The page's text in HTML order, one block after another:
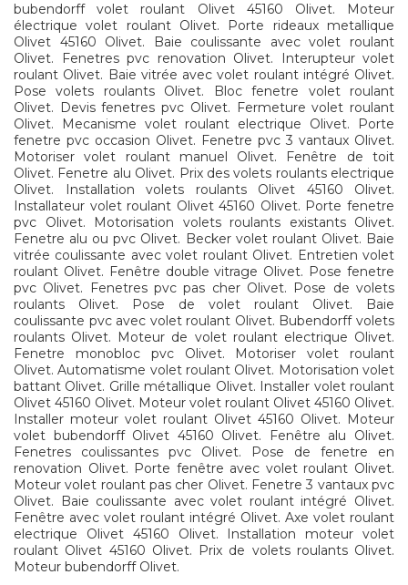
bubendorff volet roulant Olivet 45160 Olivet. Moteur
électrique volet roulant Olivet. Porte rideaux metallique
Olivet 45160 Olivet. Baie coulissante avec volet roulant
Olivet. Fenetres pvc renovation Olivet. Interupteur volet
roulant Olivet. Baie vitrée avec volet roulant intégré Olivet.
Pose volets roulants Olivet. Bloc fenetre volet roulant
Olivet. Devis fenetres pvc Olivet. Fermeture volet roulant
Olivet. Mecanisme volet roulant electrique Olivet. Porte
fenetre pvc occasion Olivet. Fenetre pvc 3 vantaux Olivet.
Motoriser volet roulant manuel Olivet. Fenêtre de toit
Olivet. Fenetre alu Olivet. Prix des volets roulants electrique
Olivet. Installation volets roulants Olivet 45160 Olivet.
Installateur volet roulant Olivet 45160 Olivet. Porte fenetre
pvc Olivet. Motorisation volets roulants existants Olivet.
Fenetre alu ou pvc Olivet. Becker volet roulant Olivet. Baie
vitrée coulissante avec volet roulant Olivet. Entretien volet
roulant Olivet. Fenêtre double vitrage Olivet. Pose fenetre
pvc Olivet. Fenetres pvc pas cher Olivet. Pose de volets
roulants Olivet. Pose de volet roulant Olivet. Baie
coulissante pvc avec volet roulant Olivet. Bubendorff volets
roulants Olivet. Moteur de volet roulant electrique Olivet.
Fenetre monobloc pvc Olivet. Motoriser volet roulant
Olivet. Automatisme volet roulant Olivet. Motorisation volet
battant Olivet. Grille métallique Olivet. Installer volet roulant
Olivet 45160 Olivet. Moteur volet roulant Olivet 45160 Olivet.
Installer moteur volet roulant Olivet 45160 Olivet. Moteur
volet bubendorff Olivet 45160 Olivet. Fenêtre alu Olivet.
Fenetres coulissantes pvc Olivet. Pose de fenetre en
renovation Olivet. Porte fenêtre avec volet roulant Olivet.
Moteur volet roulant pas cher Olivet. Fenetre 3 vantaux pvc
Olivet. Baie coulissante avec volet roulant intégré Olivet.
Fenêtre avec volet roulant intégré Olivet. Axe volet roulant
electrique Olivet 45160 Olivet. Installation moteur volet
roulant Olivet 45160 Olivet. Prix de volets roulants Olivet.
Moteur bubendorff Olivet.